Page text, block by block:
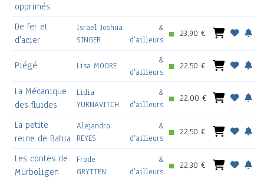
opprimés
De fer et
d'acier
Israël Joshua
SINGER
&
d'ailleurs
23,90 €
Piégé Lisa MOORE
&
d'ailleurs
22,50 €
La Mécanique
des fluides
Lidia
YUKNAVITCH
&
d'ailleurs
22,00 €
La petite
reine de Bahia
Alejandro
REYES
&
d'ailleurs
22,50 €
Les contes de
Murboligen
Frode
GRYTTEN
&
d'ailleurs
22,30 €